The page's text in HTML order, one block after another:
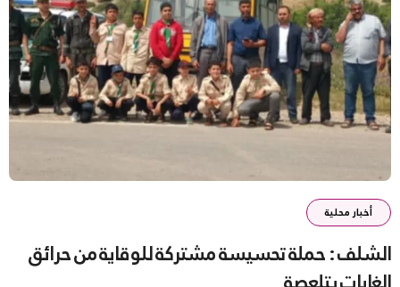
أخبار محلية
الشلف : حملة تحسيسة مشتركة للوقاية من حرائق